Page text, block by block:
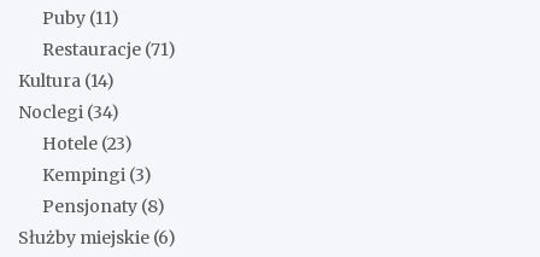
Puby (11)
Restauracje (71)
Kultura (14)
Noclegi (34)
Hotele (23)
Kempingi (3)
Pensjonaty (8)
Służby miejskie (6)